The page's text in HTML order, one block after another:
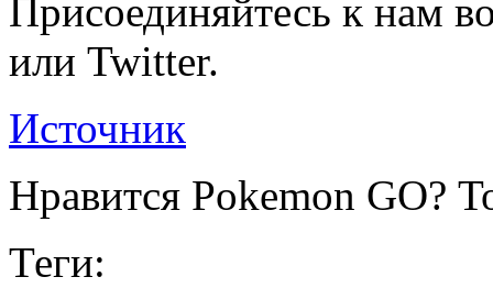
Присоединяйтесь к нам
или Twitter.
Источник
Нравится Pokemon GO?
Теги: